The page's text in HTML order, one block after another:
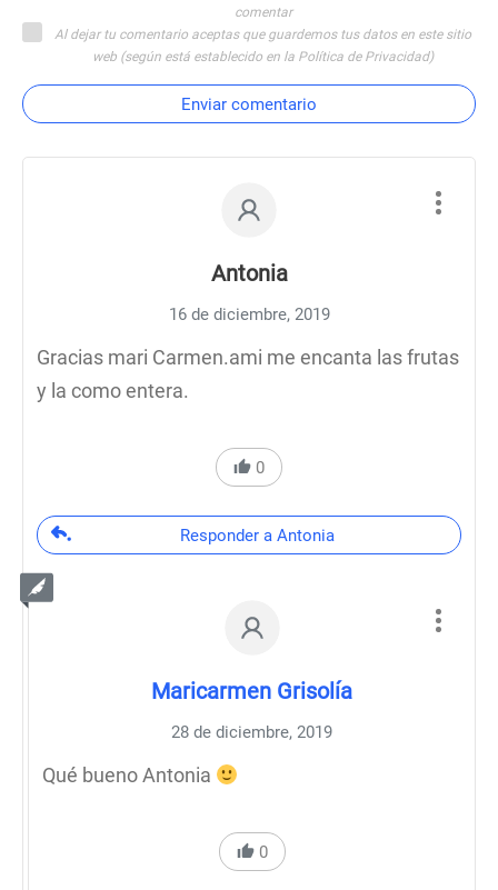
comentar
Al dejar tu comentario aceptas que guardemos tus datos en este sitio
web (según está establecido en la Política de Privacidad)
Enviar comentario
Antonia
16 de diciembre, 2019
Gracias mari Carmen.ami me encanta las frutas
y la como entera.
0
Responder a Antonia
Maricarmen Grisolía
28 de diciembre, 2019
Qué bueno Antonia
0